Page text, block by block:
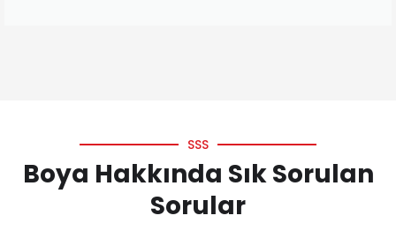
SSS
Boya Hakkında Sık Sorulan
Sorular